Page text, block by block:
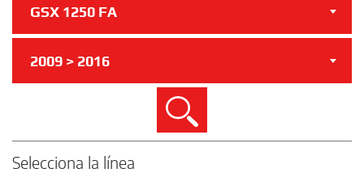
GSX 1250 FA
2009 > 2016
Buscar
Selecciona la línea